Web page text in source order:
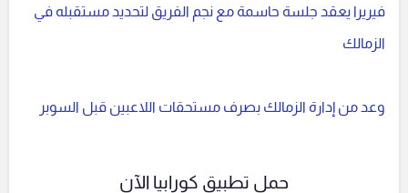
فيريرا يعقد جلسة حاسمة مع نجم الفريق لتحديد مستقبله في
الزمالك
وعد من إدارة الزمالك بصرف مستحقات اللاعبين قبل السوبر
حمل تطبيق كورابيا الآن